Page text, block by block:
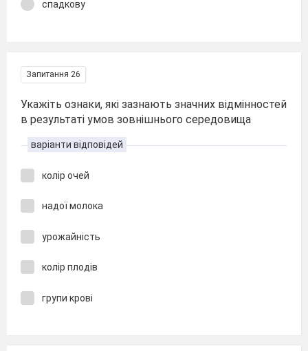
спадкову
Запитання 26
Укажіть ознаки, які зазнають значних відмінностей
в результаті умов зовнішнього середовища
варіанти відповідей
колір очей
надої молока
урожайність
колір плодів
групи крові